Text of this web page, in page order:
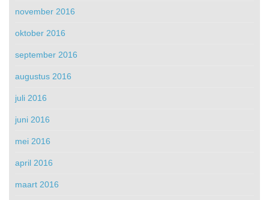
november 2016
oktober 2016
september 2016
augustus 2016
juli 2016
juni 2016
mei 2016
april 2016
maart 2016